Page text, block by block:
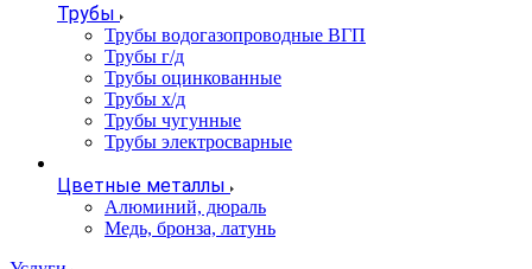
Трубы
Трубы водогазопроводные ВГП
Трубы г/д
Трубы оцинкованные
Трубы х/д
Трубы чугунные
Трубы электросварные
Цветные металлы
Алюминий, дюраль
Медь, бронза, латунь